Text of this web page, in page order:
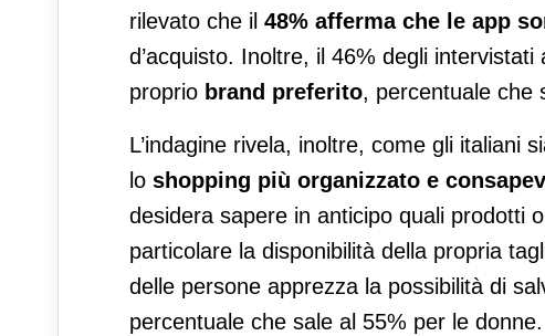
rilevato che il 48% afferma che le app
d’acquisto. Inoltre, il 46% degli
proprio brand preferito, percentuale che
L’indagine rivela, inoltre, come gli italiani
lo shopping più organizzato e
desidera sapere in anticipo quali prodotti
particolare la disponibilità della propria
delle persone apprezza la possibilità di
percentuale che sale al 55% per le donne.